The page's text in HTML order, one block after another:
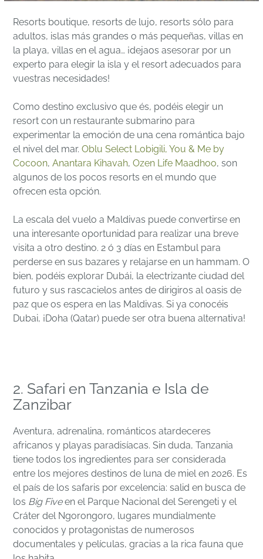
Resorts boutique, resorts de lujo, resorts sólo para
adultos, islas más grandes o más pequeñas, villas en
la playa, villas en el agua… ¡dejaos asesorar por un
experto para elegir la isla y el resort adecuados para
vuestras necesidades!
Como destino exclusivo que és, podéis elegir un
resort con un restaurante submarino para
experimentar la emoción de una cena romántica bajo
el nivel del mar.Oblu Select Lobigili, You & Me by
Cocoon,Anantara Kihavah,Ozen Life Maadhoo, son
algunos de los pocos resorts en el mundo que
ofrecen esta opción.
La escala del vuelo a Maldivas puede convertirse en
una interesante oportunidad para realizar una breve
visita a otro destino. 2 ó 3 días en Estambul para
perderse en sus bazares y relajarse en un hammam. O
bien, podéis explorar Dubái, la electrizante ciudad del
futuro y sus rascacielos antes de dirigiros al oasis de
paz que os espera en las Maldivas. Si ya conocéis
Dubai, ¡Doha (Qatar) puede ser otra buena alternativa!
2. Safari en Tanzania e Isla de
Zanzibar
Aventura, adrenalina, románticos atardeceres
africanos y playas paradisíacas. Sin duda, Tanzania
tiene todos los ingredientes para ser considerada
entre los mejores destinos de luna de miel en 2026. Es
el país de los safaris por excelencia: salid en busca de
los Big Fiveen el Parque Nacional del Serengeti y el
Cráter del Ngorongoro, lugares mundialmente
conocidos y protagonistas de numerosos
documentales y películas, gracias a la rica fauna que